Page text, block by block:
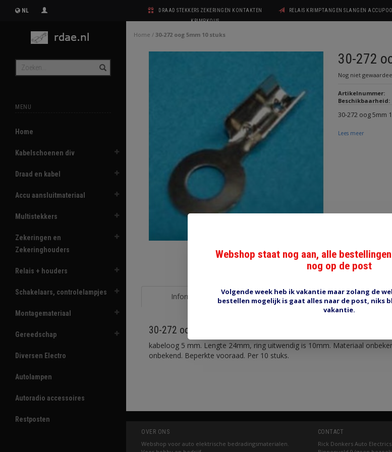
NL
DRAAD STEKKERS ZEKERINGEN KONTAKTEN
KRIMPKOUS
RELAIS KRIMPTANGEN SLANGEN
MENU
Home
Kabelschoenen div
Draad en kabel
Accu aansluitmateriaal
Multistekkers
Zekeringen en
Zekeringhouders
Relais + houders
Schakelaars, controlelampjes
Montagemateriaal
Gereedschap
Diversen Electro
Autolampen
Autoradio accessoires
Restposten
Home / 30-272 oog 5mm 10 stuks
30-272
Nog niet
Artikelnummer:
Beschikbaarheid:
30-272 oog 5mm
Lees meer
Informatie Reviews (0) Tags (0)
30-272 oog 5mm 10 stuks
kabeloog 5 mm. Lengte 24mm, ring uitwendig is 10mm. Materiaal
onbekend. Beperkte vooraad. Per 10 stuks.
OVER ONS
Webshop voor auto elektrische bedradingsmaterialen.
CONTACT
Rick Donkers Auto Electrics
Webshop staat nog aan, alle
nog op de post
Volgende week heb ik vakantie maar zolang de
bestellen mogelijk is gaat alles naar de post, niks
vakantie.